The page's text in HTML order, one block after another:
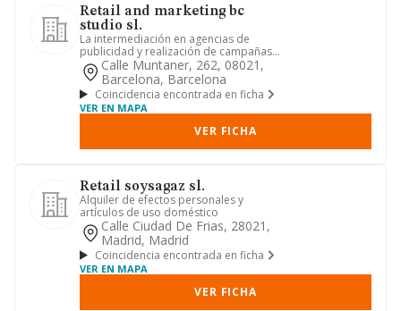
Retail and marketing bc
studio sl.
La intermediación en agencias de
publicidad y realización de campañas
de marketing.también podrá de...
Calle Muntaner, 262, 08021,
Barcelona, Barcelona
Coincidencia encontrada en ficha
VER EN MAPA
VER FICHA
Retail soysagaz sl.
Alquiler de efectos personales y
artículos de uso doméstico
Calle Ciudad De Frias, 28021,
Madrid, Madrid
Coincidencia encontrada en ficha
VER EN MAPA
VER FICHA